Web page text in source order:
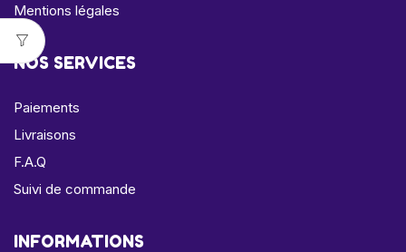
Mentions légales
NOS SERVICES
Paiements
Livraisons
F.A.Q
Suivi de commande
INFORMATIONS